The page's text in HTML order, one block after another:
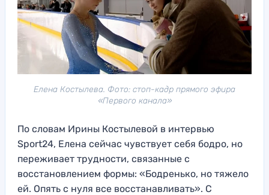
Елена Костылева. Фото: стоп-кадр прямого эфира
«Первого канала»
По словам Ирины Костылевой в интервью
Sport24, Елена сейчас чувствует себя бодро, но
переживает трудности, связанные с
восстановлением формы: «Бодренько, но тяжело
ей. Опять с нуля все восстанавливать». С